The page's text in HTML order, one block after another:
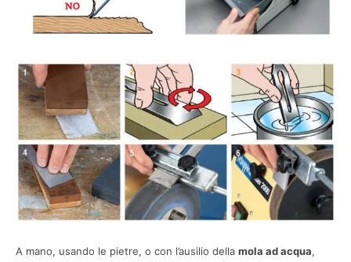
A mano, usando le pietre, o con l’ausilio della mola ad acqua,